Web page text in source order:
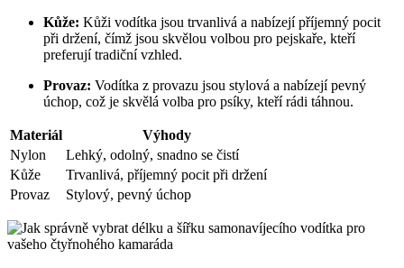
Kůže: Kůži vodítka jsou trvanlivá a nabízejí příjemný pocit
při držení, čímž jsou skvělou volbou pro pejskaře, kteří
preferují tradiční vzhled.
Provaz: Vodítka z provazu jsou stylová a nabízejí pevný
úchop, což je skvělá volba pro psíky, kteří rádi táhnou.
Materiál
Výhody
Nylon
Lehký, odolný, snadno se čistí
Kůže
Trvanlivá, příjemný pocit při držení
Provaz
Stylový, pevný úchop